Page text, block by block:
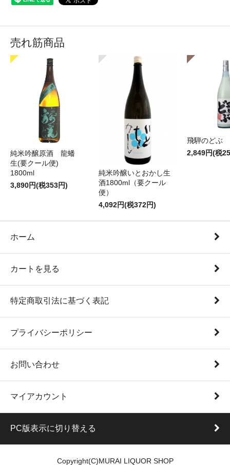
売れ筋商品
純米吟醸原酒 龍蟠
生(要クール便)
1800ml
3,890円(税353円)
純米吟醸いとおかし生
酒1800ml（要クール
便）
4,092円(税372円)
飛騨のどぶ
2,849円(税
ホーム
カートを見る
特定商取引法に基づく表記
プライバシーポリシー
お問い合わせ
マイアカウント
PC版表示に切り替える
Copyright(C)MURAI LIQUOR SHOP